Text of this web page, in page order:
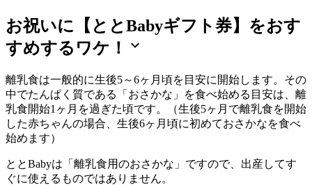
お祝いに【ととBabyギフト券】をおす
すめするワケ！
expand_more
離乳食は一般的に生後5～6ヶ月頃を目安に開始します。その
中でたんぱく質である「おさかな」を食べ始める目安は、離
乳食開始1ヶ月を過ぎた頃です。（生後5ヶ月で離乳食を開始
した赤ちゃんの場合、生後6ヶ月頃に初めておさかなを食べ
始めます）
ととBabyは「離乳食用のおさかな」ですので、出産してす
ぐに使えるものではありません。